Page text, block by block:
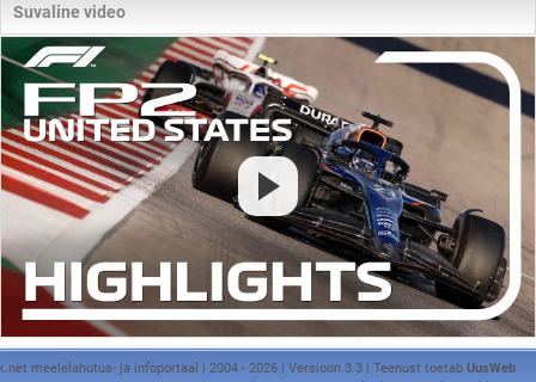
Suvaline video
meelelahutus- ja infoportaal | 2004 - 2026 | Versioon 3.3 | Teenust toetab UusWeb